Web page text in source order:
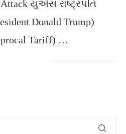
Attack યુએસ રાષ્ટ્રપતિ
Donald Trump)
Tariff) …